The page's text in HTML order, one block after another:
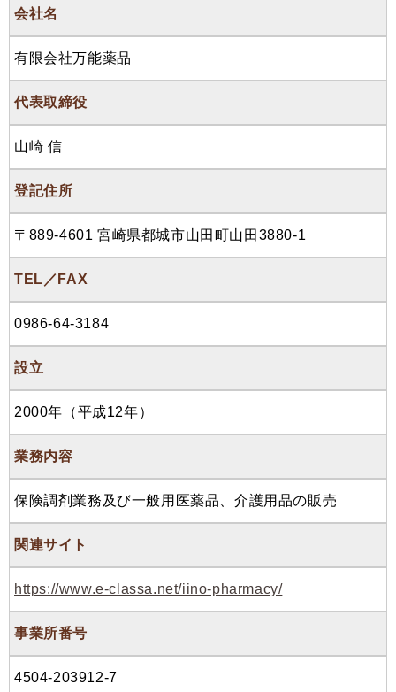
会社名
有限会社万能薬品
代表取締役
山崎 信
登記住所
〒889-4601 宮崎県都城市山田町山田3880-1
TEL／FAX
0986-64-3184
設立
2000年（平成12年）
業務内容
保険調剤業務及び一般用医薬品、介護用品の販売
関連サイト
https://www.e-classa.net/iino-pharmacy/
事業所番号
4504-203912-7